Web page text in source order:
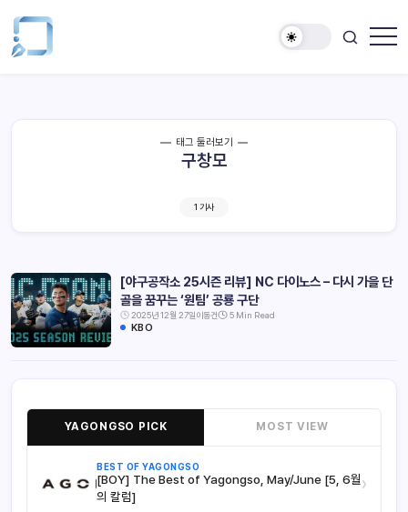
태그 둘러보기
구창모
1 기사
[야구공작소 25시즌 리뷰] NC 다이노스 – 다시 가을 단
골을 꿈꾸는 ‘원팀’ 공룡 구단
2025년 12월 27일이동건 5 Min Read
KBO
YAGONGSO PICK MOST VIEW
BEST OF YAGONGSO
[BOY] The Best of Yagongso, May/June [5, 6월
의 칼럼]
›